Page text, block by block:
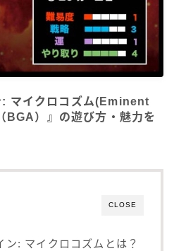
: マイクロコズム(Eminent
）』の遊び方・魅力を
CLOSE
ン: マイクロコズムとは？